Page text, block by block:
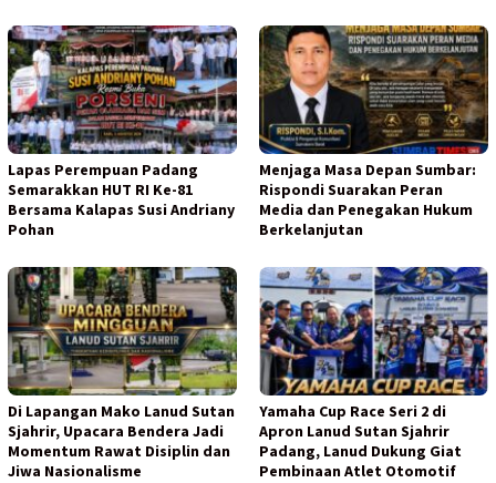
Lapas Perempuan Padang
Semarakkan HUT RI Ke-81
Bersama Kalapas Susi Andriany
Pohan
Menjaga Masa Depan Sumbar:
Rispondi Suarakan Peran
Media dan Penegakan Hukum
Berkelanjutan
Di Lapangan Mako Lanud Sutan
Sjahrir, Upacara Bendera Jadi
Momentum Rawat Disiplin dan
Jiwa Nasionalisme
Yamaha Cup Race Seri 2 di
Apron Lanud Sutan Sjahrir
Padang, Lanud Dukung Giat
Pembinaan Atlet Otomotif